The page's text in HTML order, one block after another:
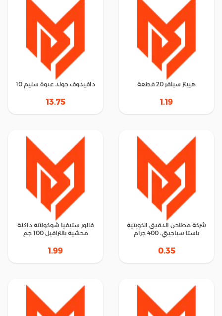
هييتز سيلفر 20 قطعة
1.19
دافيدوف جولد عبوة سليم 10
13.75
شركة مطاحن الدقيق الكويتية
باستا سباجيتي، 400 جرام
0.35
فالور ستيفيا شوكولاتة داكنة
محشية بالترافيل 100 جم
1.99